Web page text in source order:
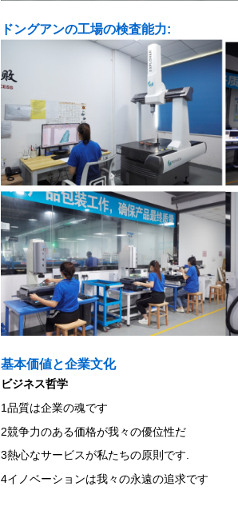
ドングアンの工場の検査能力:
基本価値と企業文化
ビジネス哲学
1品質は企業の魂です
2競争力のある価格が我々の優位性だ
3熱心なサービスが私たちの原則です.
4イノベーションは我々の永遠の追求です